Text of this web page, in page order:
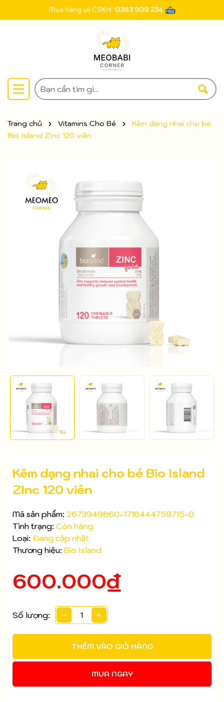
Mua hàng và CSKH: 0383 909 234
Trang chủ Vitamins Cho Bé
Kẽm dạng nhai cho bé
Bio Island ZInc 120 viên
Kẽm dạng nhai cho bé Bio Island
ZInc 120 viên
Mã sản phẩm: 2673949860-1718444759715-0
Tình trạng: Còn hàng
Loại: Đang cập nhật
Thương hiệu: Bio Island
600.000₫
Số lượng:
THÊM VÀO GIỎ HÀNG
MUA NGAY
Ngày hết hạn: